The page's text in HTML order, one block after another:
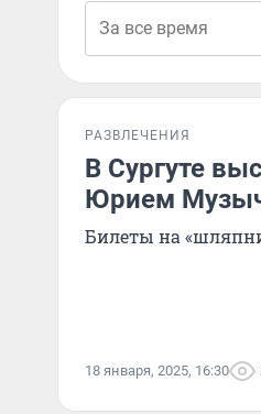
РАЗВЛЕЧЕНИЯ
В Сургуте
Юрием
Билеты на
18 января, 2025, 16:30